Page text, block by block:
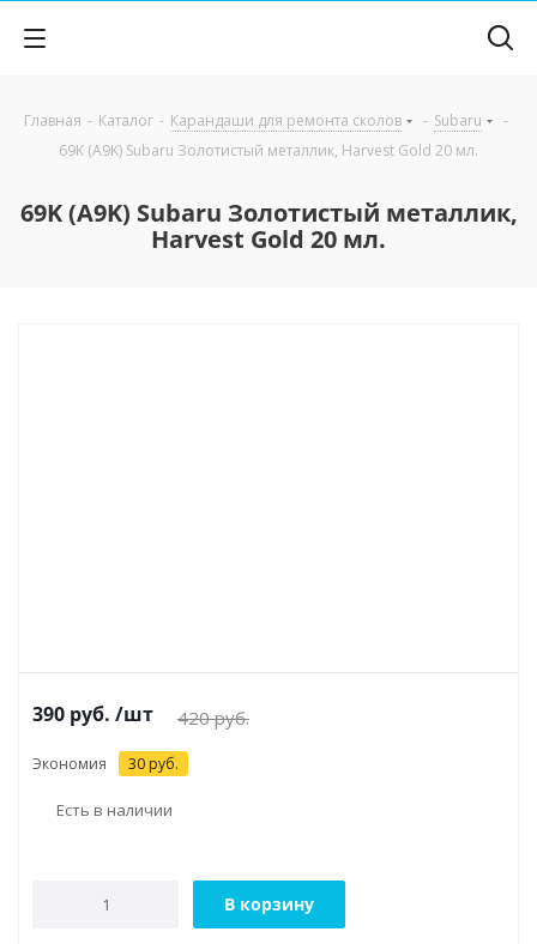
Главная - Каталог - Карандаши для ремонта сколов - Subaru
-
69K (A9K) Subaru Золотистый металлик, Harvest Gold 20 мл.
69K (A9K) Subaru Золотистый металлик,
Harvest Gold 20 мл.
390 руб. /шт 420руб.
Экономия 30 руб.
Есть в наличии
В корзину